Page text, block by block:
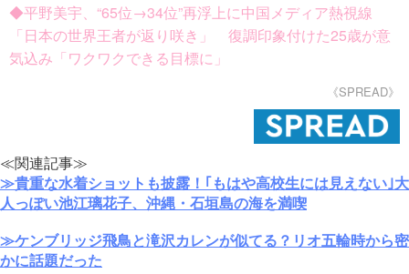
◆平野美宇、“65位→34位”再浮上に中国メディア熱視線
「日本の世界王者が返り咲き」 復調印象付けた25歳が意
気込み「ワクワクできる目標に」
《SPREAD》
≪関連記事≫
≫貴重な水着ショットも披露！｢もはや高校生には見えない｣大
人っぽい池江璃花子、沖縄・石垣島の海を満喫
≫ケンブリッジ飛鳥と滝沢カレンが似てる？リオ五輪時から密
かに話題だった